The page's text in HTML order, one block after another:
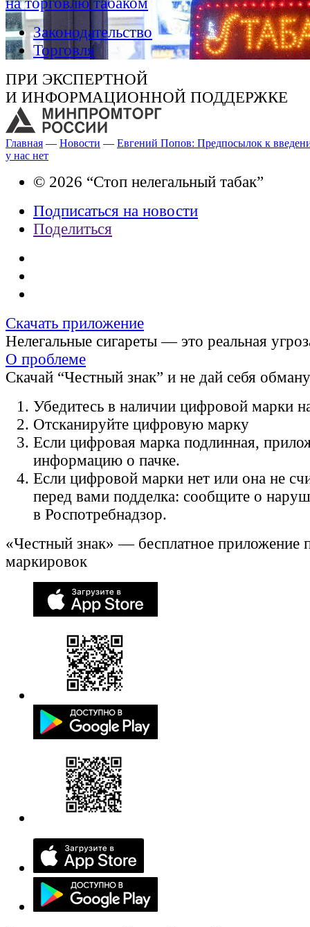
Законодательство
Торговля
ПРИ ЭКСПЕРТНОЙ
И ИНФОРМАЦИОННОЙ ПОДДЕРЖКЕ
Главная — Новости — Евгений Попов: Предпосылок к
у нас нет
© 2026 “Стоп нелегальный табак”
Подписаться на новости
Поделиться
Скачать приложение
Нелегальные сигареты — это реальная
О проблеме
Скачай “Честный знак” и не дай себя
Убедитесь в наличии цифровой марки
Отсканируйте цифровую марку
Если цифровая марка подлинная,
информацию о пачке.
Если цифровой марки нет или она не
перед вами подделка: сообщите о
в Роспотребнадзор.
«Честный знак» — бесплатное приложение
маркировок